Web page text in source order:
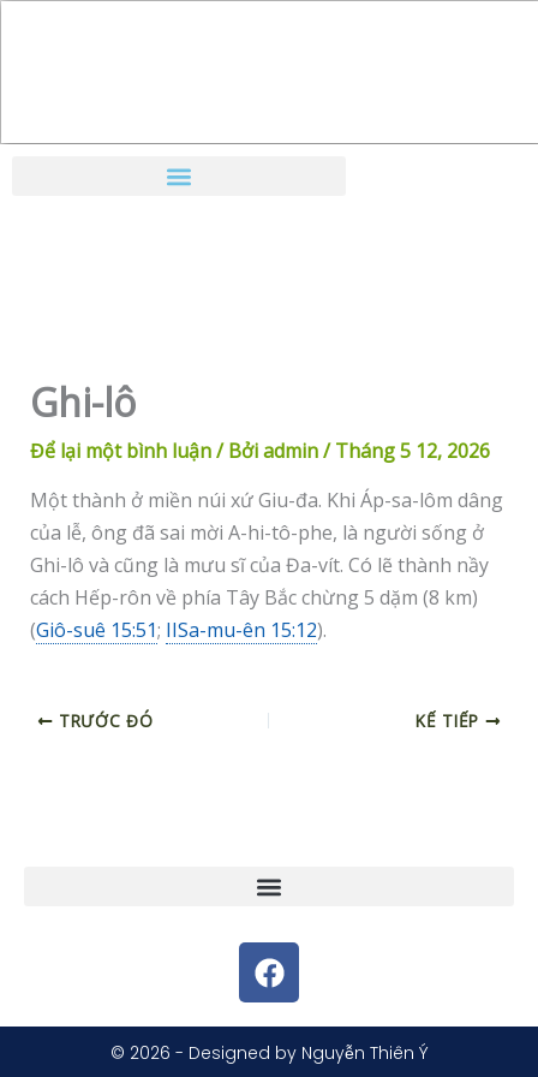
Ghi-lô
Để lại một bình luận/ Bởiadmin/Tháng 5 12, 2026
Một thành ở miền núi xứ Giu-đa. Khi Áp-sa-lôm dâng
của lễ, ông đã sai mời A-hi-tô-phe, là người sống ở
Ghi-lô và cũng là mưu sĩ của Đa-vít. Có lẽ thành nầy
cách Hếp-rôn về phía Tây Bắc chừng 5 dặm (8 km)
(Giô-suê 15:51; IISa-mu-ên 15:12).
TRƯỚC ĐÓ KẾ TIẾP
F
a
c
e
© 2026 - Designed by Nguyễn Thiên Ý